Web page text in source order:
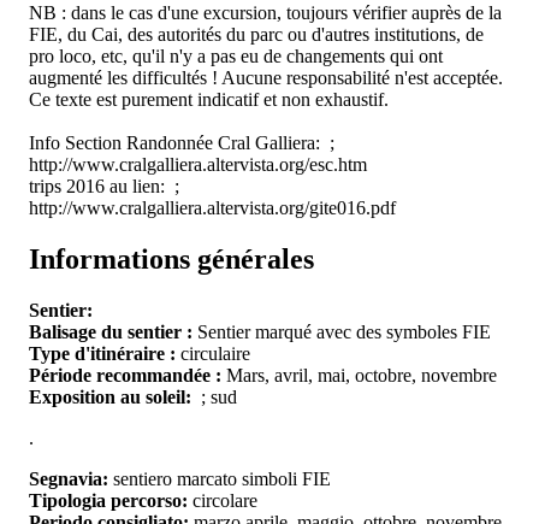
NB : dans le cas d'une excursion, toujours vérifier auprès de la
FIE, du Cai, des autorités du parc ou d'autres institutions, de
pro loco, etc, qu'il n'y a pas eu de changements qui ont
augmenté les difficultés ! Aucune responsabilité n'est acceptée.
Ce texte est purement indicatif et non exhaustif.
Info Section Randonnée Cral Galliera: ;
http://www.cralgalliera.altervista.org/esc.htm
trips 2016 au lien: ;
http://www.cralgalliera.altervista.org/gite016.pdf
Informations générales
Sentier:
Balisage du sentier : Sentier marqué avec des symboles FIE
Type d'itinéraire : circulaire
Période recommandée : Mars, avril, mai, octobre, novembre
Exposition au soleil: ; sud
.
Segnavia: sentiero marcato simboli FIE
Tipologia percorso: circolare